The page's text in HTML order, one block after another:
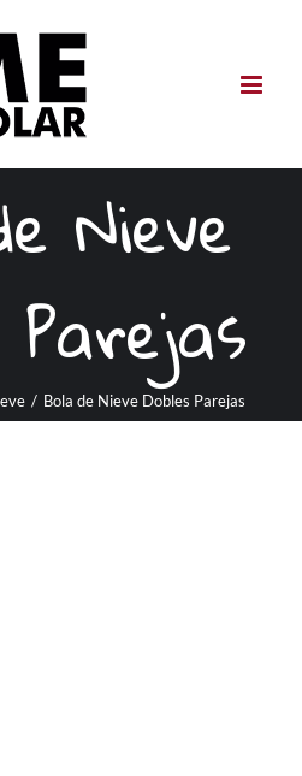
Nieve
Parejas
/ Bola de Nieve Dobles Parejas